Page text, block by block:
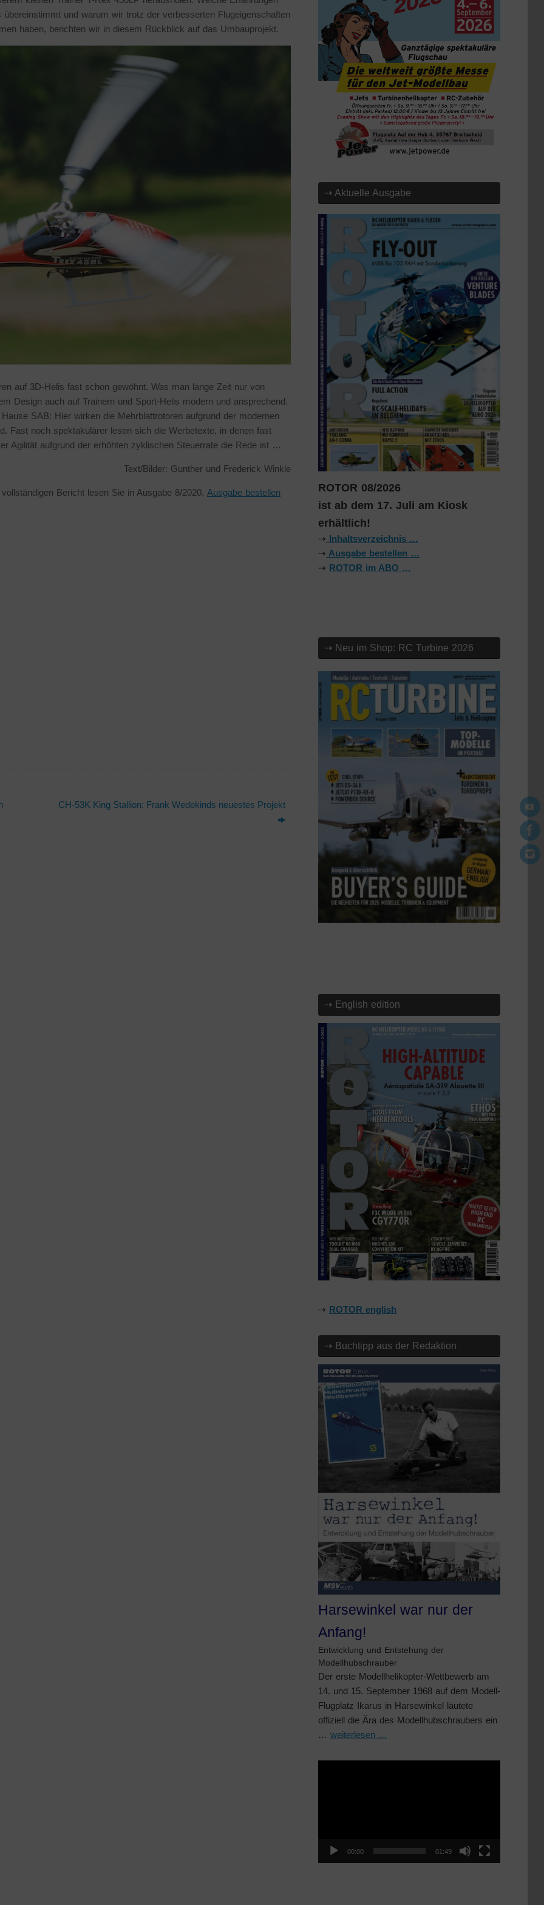
und warum wir trotz der verbesserten Flugeigenschaften
haben, berichten wir in diesem Rückblick auf das Umbauprojekt.
auf 3D-Helis fast schon gewöhnt. Was man lange Zeit nur von
Design auch auf Trainern und Sport-Helis modern und ansprechend.
SAB: Hier wirken die Mehrblattrotoren aufgrund der modernen
Fast noch spektakulärer lesen sich die Werbetexte, in denen fast
Agilität aufgrund der erhöhten zyklischen Steuerrate die Rede ist …
Text/Bilder: Gunther und Frederick Winkle
Bericht lesen Sie in Ausgabe 8/2020. Ausgabe bestellen
CH-53K King Stallion: Frank Wedekinds neuestes Projekt
⇢ Aktuelle Ausgabe
ROTOR 08/2026
ist ab dem 17. Juli am Kiosk
erhältlich!
⇢ Inhaltsverzeichnis …
⇢ Ausgabe bestellen …
⇢ ROTOR im ABO …
⇢ Neu im Shop: RC Turbine 2026
⇢ English edition
⇢ ROTOR english
⇢ Buchtipp aus der Redaktion
Harsewinkel war nur der
Anfang!
Entwicklung und Entstehung der
Modellhubschrauber
Der erste Modellhelikopter-Wettbewerb am
14. und 15. September 1968 auf dem Modell-
Flugplatz Ikarus in Harsewinkel läutete
offiziell die Ära des Modellhubschraubers ein
… weiterlesen …
00:00 01:49